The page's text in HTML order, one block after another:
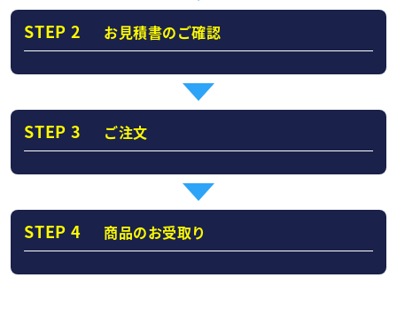
STEP 2 お見積書のご確認
STEP 3 ご注文
STEP 4 商品のお受取り